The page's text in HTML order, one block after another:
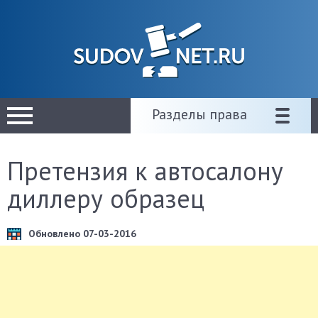
Разделы права
Претензия к автосалону
диллеру образец
Обновлено 07-03-2016